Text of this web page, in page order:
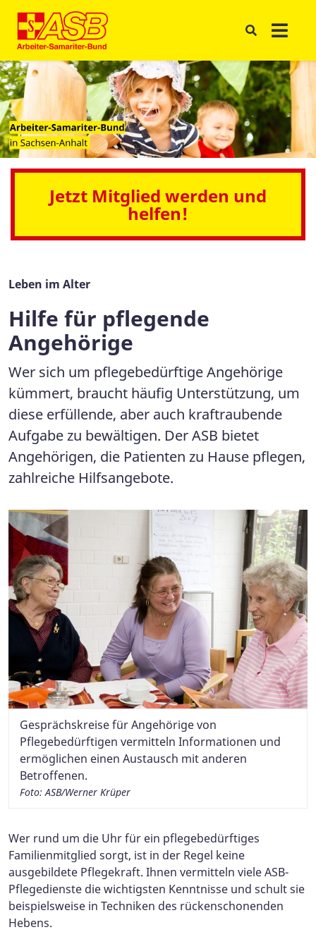
Jetzt Mitglied werden und
helfen!
Leben im Alter
Hilfe für pflegende
Angehörige
Wer sich um pflegebedürftige Angehörige
kümmert, braucht häufig Unterstützung, um
diese erfüllende, aber auch kraftraubende
Aufgabe zu bewältigen. Der ASB bietet
Angehörigen, die Patienten zu Hause pflegen,
zahlreiche Hilfsangebote.
Gesprächskreise für Angehörige von
Pflegebedürftigen vermitteln Informationen und
ermöglichen einen Austausch mit anderen
Betroffenen.
Foto: ASB/Werner Krüper
Wer rund um die Uhr für ein pflegebedürftiges
Familienmitglied sorgt, ist in der Regel keine
ausgebildete Pflegekraft. Ihnen vermitteln viele ASB-
Pflegedienste die wichtigsten Kenntnisse und schult sie
beispielsweise in Techniken des rückenschonenden
Hebens.